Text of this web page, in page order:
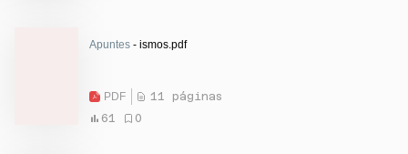
Apuntes - ismos.pdf
PDF
11 páginas
61
0